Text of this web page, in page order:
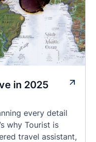
in 2025
every detail
why Tourist is
travel assistant,